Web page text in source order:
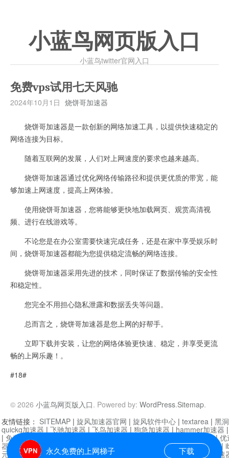
小蓝鸟网页版入口
小蓝鸟twitter官网入口
免费vps试用七天风驰
2024年10月1日 烧饼哥加速器
烧饼哥加速器是一款创新的网络加速工具，以提供快速稳定的
网络连接为目标。
随着互联网的发展，人们对上网速度的要求也越来越高。
烧饼哥加速器通过优化网络传输路径和提供更优质的带宽，能
够加速上网速度，提高上网体验。
使用烧饼哥加速器，您将能够更快地加载网页、观赏高清视
频、进行在线游戏等。
不论您是在办公室需要快速完成任务，还是在家中享受娱乐时
间，烧饼哥加速器都能为您提供稳定流畅的网络连接。
烧饼哥加速器采用先进的技术，同时保证了数据传输的安全性
和稳定性。
您完全不用担心隐私泄露和数据丢失等问题。
总而言之，烧饼哥加速器是您上网的好帮手。
立即下载并安装，让您的网络体验更快速、稳定，并享受更流
畅的上网乐趣！。
#18#
© 2026 小蓝鸟网页版入口. Powered by: WordPress.Sitemap.
永久免费的上网梯子 下载
友情链接： SITEMAP | 旋风加速器官网 | 旋风软件中心 | textarea | 黑
quickq加速器 | 飞驰加速器 | 飞鸟加速器 | 狗急加速器 | hammer加速器
| 免费vqn加速外网 迷雾通|优
器| 快柠檬加速器 |黑洞加速 |falemon 快橙加速器|anycast加速器 |
元机场加速器 |一元机场|老王加速器 | 白石山|
小牛加速